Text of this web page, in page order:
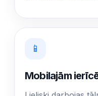
📱
Mobilajām